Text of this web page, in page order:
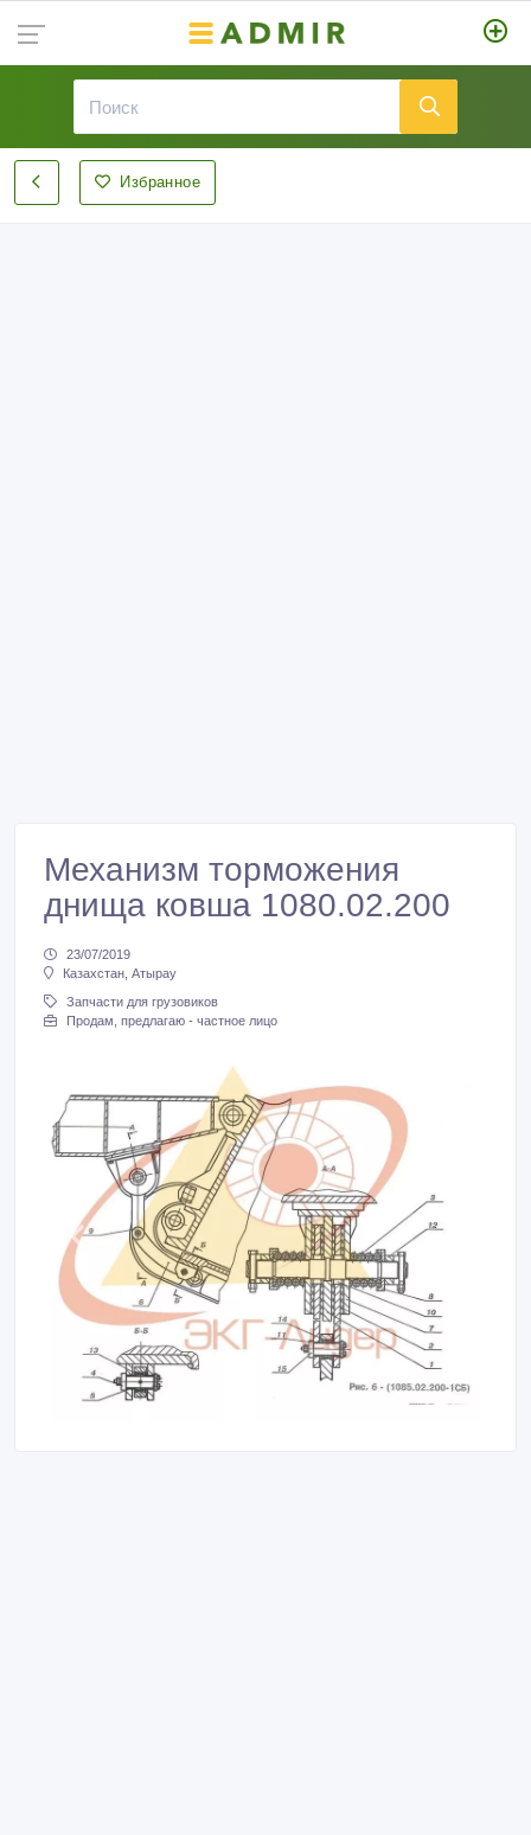
Избранное
Механизм торможения
днища ковша 1080.02.200
23/07/2019
Казахстан, Атырау
Запчасти для грузовиков
Продам, предлагаю - частное лицо